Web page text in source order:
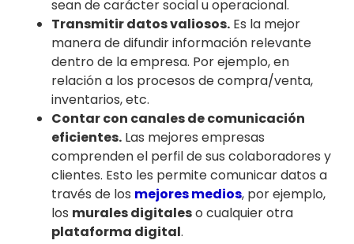
sean de carácter social u operacional.
Transmitir datos valiosos. Es la mejor
manera de difundir información relevante
dentro de la empresa. Por ejemplo, en
relación a los procesos de compra/venta,
inventarios, etc.
Contar con canales de comunicación
eficientes. Las mejores empresas
comprenden el perfil de sus colaboradores y
clientes. Esto les permite comunicar datos a
través de los mejores medios, por ejemplo,
los murales digitaleso cualquier otra
plataforma digital.